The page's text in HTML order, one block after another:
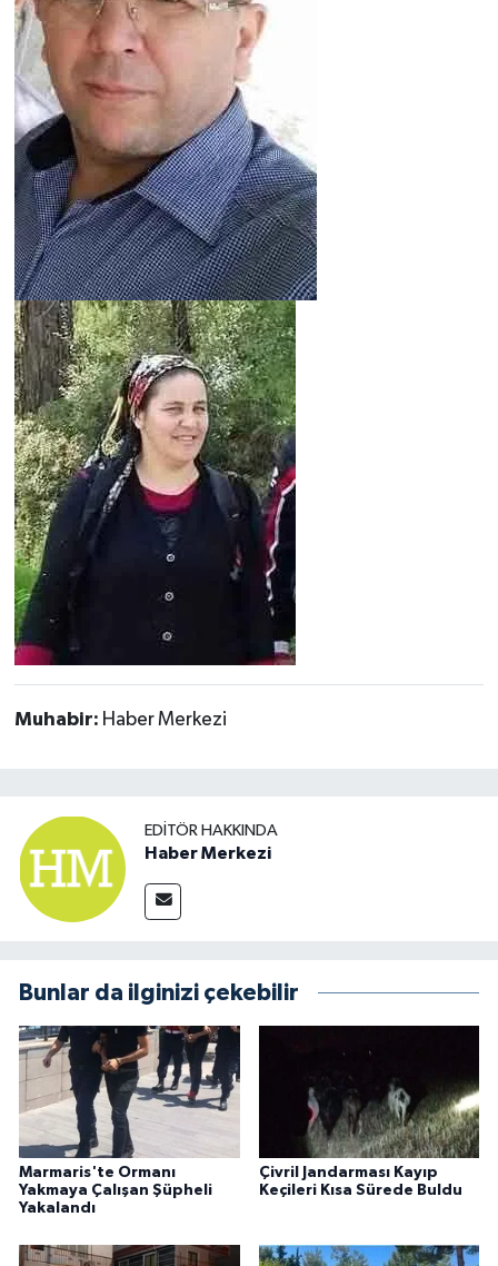
Muhabir: Haber Merkezi
EDITÖR HAKKINDA
Haber Merkezi
Bunlar da ilginizi çekebilir
Marmaris'te Ormanı
Yakmaya Çalışan Şüpheli
Yakalandı
Çivril Jandarması Kayıp
Keçileri Kısa Sürede Buldu